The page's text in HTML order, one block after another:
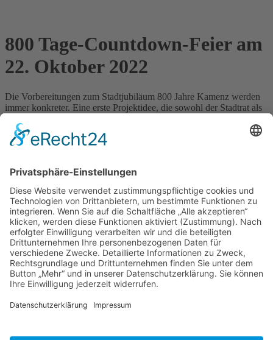
800 Tage-Countdown-Feier am
22. Oktober 2022
Die Vorbereitungen zum Stadtjubiläum 800 Jahre Kamenz werden
immer konkreter. Eine erste Projektidee, die sowohl der Stadtrat als
Verwirklichung.
2024/2025 beginnen soll. Am 22. Oktober 2022 sind ab dem späten
kommen. Geplant sind ein buntes Live-Musik-Programm, ein
Feuerwerk und natürlich das gemeinsame Anschalten einer
Countdown-Anzeige. Für das leibliche Wohl wird auch gesorgt
sein.
Weitere Details zum Programm werden noch veröffentlicht.
Zurück
»facebook.com/kamenz.news »facebook.com/rathaus.kamenz
»facebook.com/Kamenz.Tourismus
»instagramm.com/kamenz_tourismus